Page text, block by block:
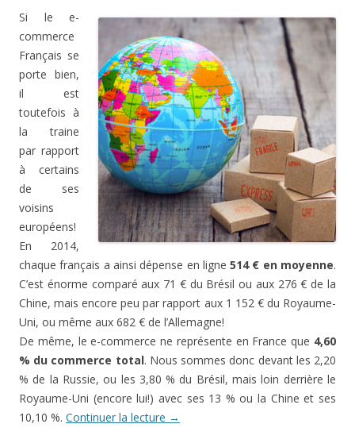
Si le e-
commerce
Français se
porte bien,
il est
toutefois à
la traine
par rapport
à certains
de ses
voisins
européens!
En 2014,
chaque français a ainsi dépense en ligne514 € en moyenne.
C’est énorme comparé aux 71 € du Brésil ou aux 276 € de la
Chine, mais encore peu par rapport aux 1 152 € du Royaume-
Uni, ou même aux 682 € de l’Allemagne!
De même, le e-commerce ne représente en France que 4,60
% du commerce total. Nous sommes donc devant les 2,20
% de la Russie, ou les 3,80 % du Brésil, mais loin derrière le
Royaume-Uni (encore lui!) avec ses 13 % ou la Chine et ses
10,10 %. Continuer la lecture →